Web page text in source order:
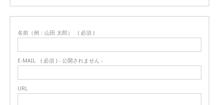
名前（例：山田 太郎） ( 必須 )
E-MAIL ( 必須 ) - 公開されません -
URL